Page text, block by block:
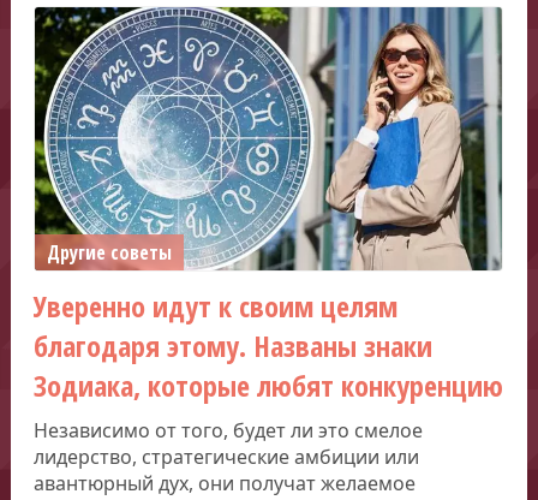
Другие советы
Уверенно идут к своим целям
благодаря этому. Названы знаки
Зодиака, которые любят конкуренцию
Независимо от того, будет ли это смелое
лидерство, стратегические амбиции или
авантюрный дух, они получат желаемое